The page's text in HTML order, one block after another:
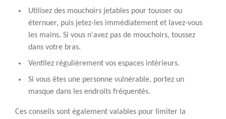
Utilisez des mouchoirs jetables pour tousser ou
éternuer, puis jetez-les immédiatement et lavez-vous
les mains. Si vous n'avez pas de mouchoirs, toussez
dans votre bras.
Ventilez régulièrement vos espaces intérieurs.
Si vous êtes une personne vulnérable, portez un
masque dans les endroits fréquentés.
Ces conseils sont également valables pour limiter la